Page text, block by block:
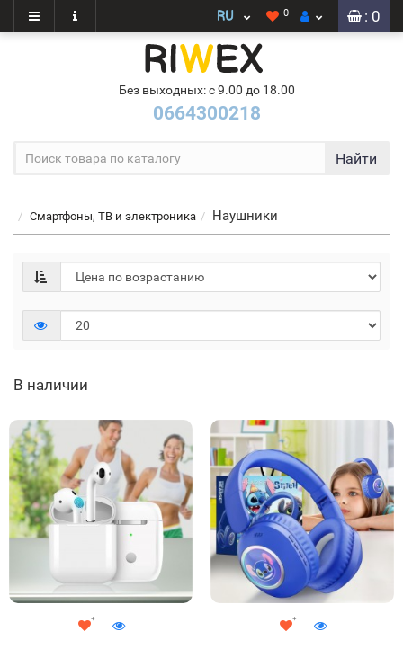
: 0
0
Без выходных: с 9.00 до 18.00
0664300218
Найти
Смартфоны, ТВ и электроника Наушники
В наличии